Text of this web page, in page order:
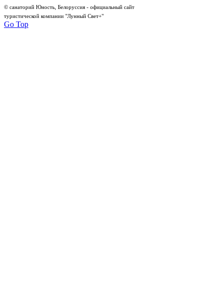
© санаторий Юность, Белоруссия - официальный сайт
туристической компании "Лунный Свет+"
Go Top